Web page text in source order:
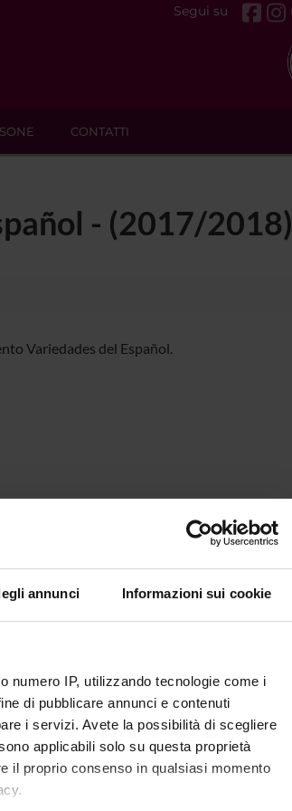
annunci Informazioni sui cookie
numero IP, utilizzando tecnologie come i
di pubblicare annunci e contenuti
i servizi. Avete la possibilità di scegliere
applicabili solo su questa proprietà
il proprio consenso in qualsiasi momento
Segui su
CONTATTI
- (2017/2018)
Variedades del Español.